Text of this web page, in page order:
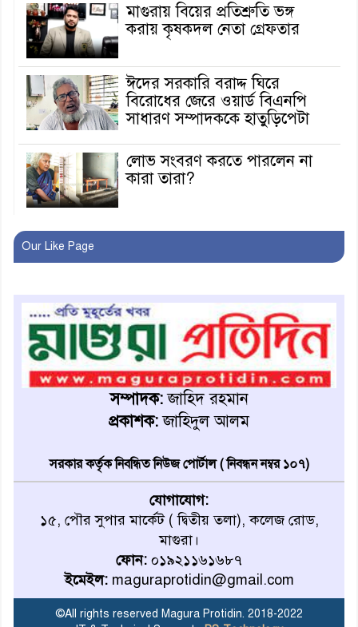
মাগুরায় বিয়ের প্রতিশ্রুতি ভঙ্গ
করায় কৃষকদল নেতা গ্রেফতার
ঈদের সরকারি বরাদ্দ ঘিরে
বিরোধের জেরে ওয়ার্ড বিএনপি
সাধারণ সম্পাদককে হাতুড়িপেটা
লোভ সংবরণ করতে পারলেন না
কারা তারা?
অনূর্ধ্ব-১৭ জাতীয় চ্যাম্পিয়ন মাগুরা
রোববার থেকে ভারতীয় ট্যুরিস্ট
ভিসা চালু
মাগুরায় জাতীয় ভিটামিন ‘এ’ প্লাস
ক্যাম্পেইন উপলক্ষে সাংবাদিক
অবহিতকরণ
মাগুরায় আ’লীগের প্রতিষ্ঠাবার্ষিকীর
কর্মসূচি প্রতিরোধে বিএনপির
মোটরসাইকেল শোডাউন
খুব শিঘ্রই কর্মস্থলে ফিরবেন
মাগুরার ডিসি
মহম্মদপুর থানার ওসিকে ক্লোজ
Our Like Page
সম্পাদক:জাহিদ রহমান
প্রকাশক:জাহিদুল আলম
সরকার কর্তৃক নিবন্ধিত নিউজ পোর্টাল ( নিবন্ধন নম্বর ১০৭)
যোগাযোগ:
১৫, পৌর সুপার মার্কেট ( দ্বিতীয় তলা), কলেজ রোড,
মাগুরা।
ফোন: ০১৯২১১৬১৬৮৭
ইমেইল: maguraprotidin@gmail.com
©All rights reserved Magura Protidin. 2018-2022